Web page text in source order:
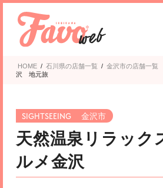
HOME / 石川県の店舗一覧 / 金沢市
沢 地元旅
金沢市
天然温泉リラック
ルメ金沢